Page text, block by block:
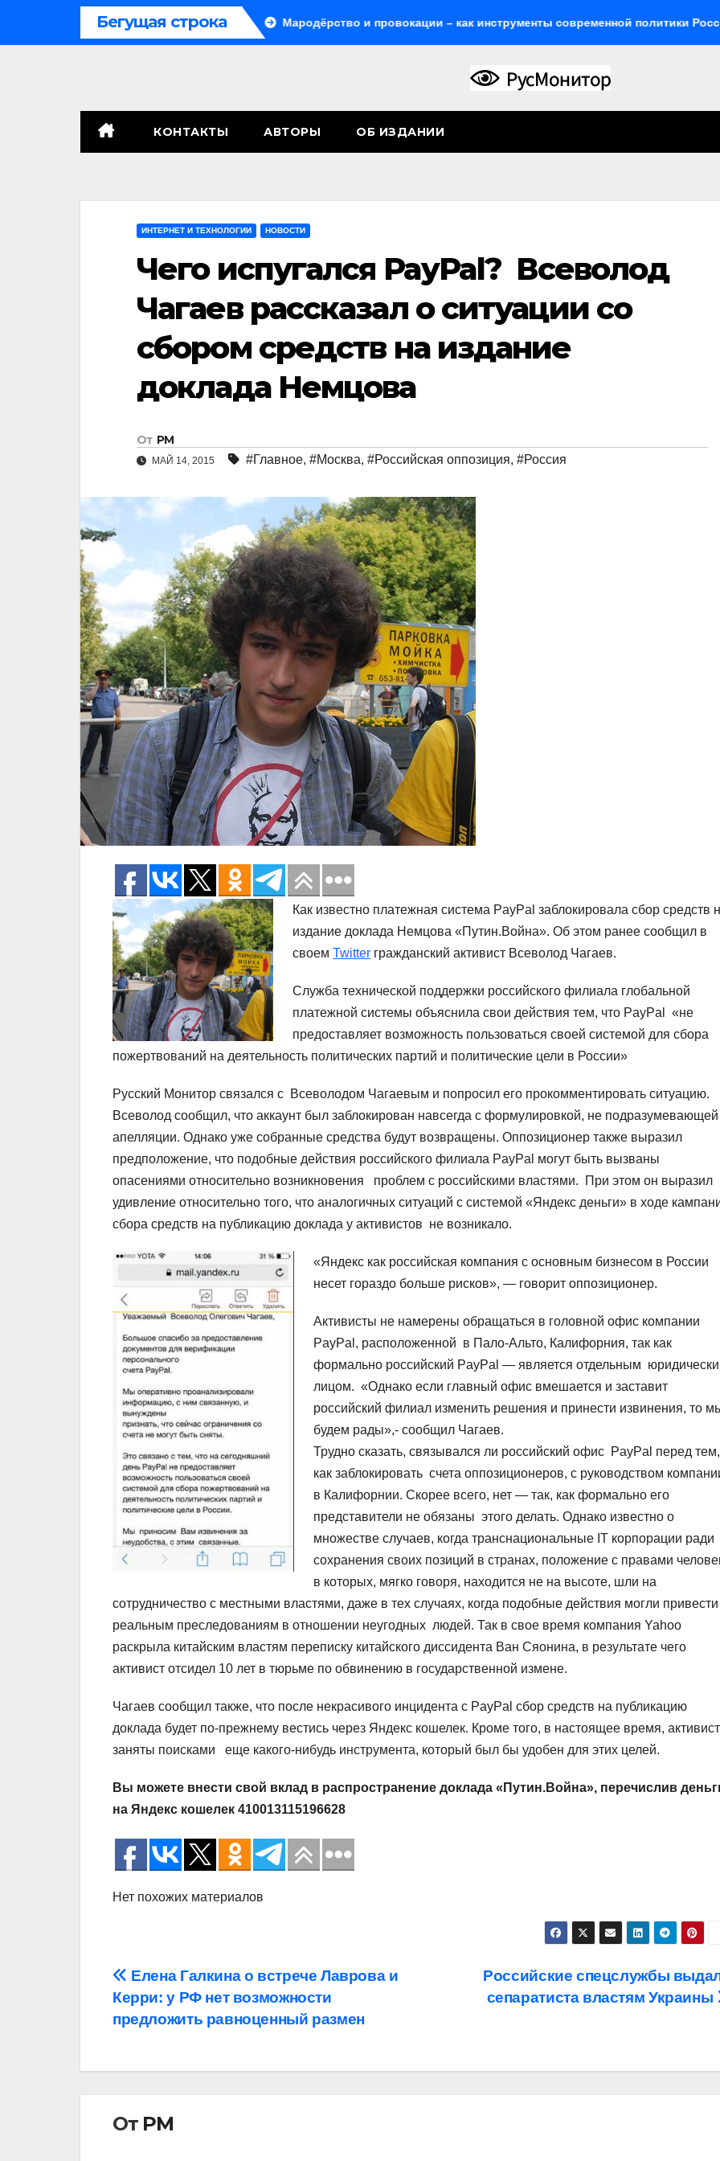
Бегущая строка
принимает по Грэму закон Мародёрство и провокации – как инструменты современной политики России
КОНТАКТЫ АВТОРЫ ОБ ИЗДАНИИ
ИНТЕРНЕТ И ТЕХНОЛОГИИ НОВОСТИ
Чего испугался PayPal? Всеволод
Чагаев рассказал о ситуации со
сбором средств на издание
доклада Немцова
От РМ
МАЙ 14, 2015 #Главное, #Москва, #Российская оппозиция, #Россия
Как известно платежная система PayPal заблокировала сбор средств
издание доклада Немцова «Путин.Война». Об этом ранее сообщил в
своем Twitter гражданский активист Всеволод Чагаев.
Служба технической поддержки российского филиала глобальной
платежной системы объяснила свои действия тем, что PayPal «не
предоставляет возможность пользоваться своей системой для сбора
пожертвований на деятельность политических партий и политические цели в России»
Русский Монитор связался с Всеволодом Чагаевым и попросил его прокомментировать ситуацию.
Всеволод сообщил, что аккаунт был заблокирован навсегда с формулировкой, не подразумевающей
апелляции. Однако уже собранные средства будут возвращены. Оппозиционер также выразил
предположение, что подобные действия российского филиала PayPal могут быть вызваны
опасениями относительно возникновения проблем с российскими властями. При этом он выразил
удивление относительно того, что аналогичных ситуаций с системой «Яндекс деньги» в ходе
сбора средств на публикацию доклада у активистов не возникало.
«Яндекс как российская компания с основным бизнесом в России
несет гораздо больше рисков», — говорит оппозиционер.
Активисты не намерены обращаться в головной офис компании
PayPal, расположенной в Пало-Альто, Калифорния, так как
формально российский PayPal — является отдельным
лицом. «Однако если главный офис вмешается и заставит
российский филиал изменить решения и принести извинения, то
будем рады»,- сообщил Чагаев.
Трудно сказать, связывался ли российский офис PayPal перед тем,
как заблокировать счета оппозиционеров, с руководством
в Калифорнии. Скорее всего, нет — так, как формально его
представители не обязаны этого делать. Однако известно о
множестве случаев, когда транснациональные IT корпорации ради
сохранения своих позиций в странах, положение с правами
в которых, мягко говоря, находится не на высоте, шли на
сотрудничество с местными властями, даже в тех случаях, когда подобные действия могли привести
реальным преследованиям в отношении неугодных людей. Так в свое время компания Yahoo
раскрыла китайским властям переписку китайского диссидента Ван Сяонина, в результате чего
активист отсидел 10 лет в тюрьме по обвинению в государственной измене.
Чагаев сообщил также, что после некрасивого инцидента с PayPal сбор средств на публикацию
доклада будет по-прежнему вестись через Яндекс кошелек. Кроме того, в настоящее время,
заняты поисками еще какого-нибудь инструмента, который был бы удобен для этих целей.
Вы можете внести свой вклад в распространение доклада «Путин.Война», перечислив
на Яндекс кошелек 410013115196628
Нет похожих материалов
Навигация
по
Российские спецслужбы
сепаратиста властям Украины
Елена Галкина о встрече Лаврова и
Керри: у РФ нет возможности
предложить равноценный размен
От РМ